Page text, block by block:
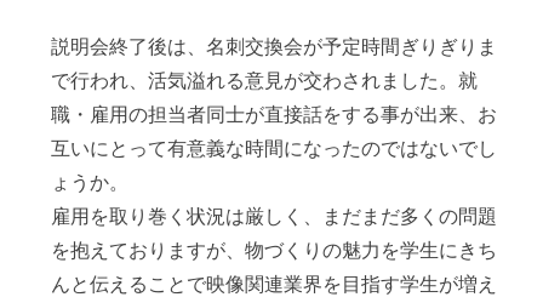
説明会終了後は、名刺交換会が予定時間ぎりぎりま
で行われ、活気溢れる意見が交わされました。就
職・雇用の担当者同士が直接話をする事が出来、お
互いにとって有意義な時間になったのではないでし
ょうか。
雇用を取り巻く状況は厳しく、まだまだ多くの問題
を抱えておりますが、物づくりの魅力を学生にきち
んと伝えることで映像関連業界を目指す学生が増え